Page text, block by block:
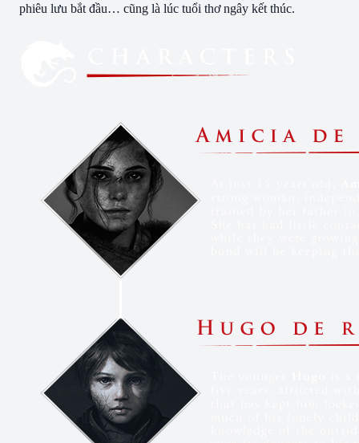
phiêu lưu bắt đầu… cũng là lúc tuổi thơ ngây kết thúc.